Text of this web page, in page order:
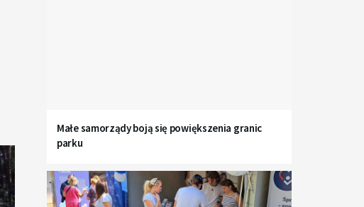
Małe samorządy boją się powiększenia granic
parku